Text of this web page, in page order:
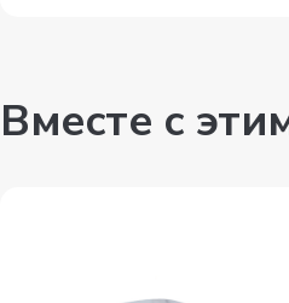
Вместе с